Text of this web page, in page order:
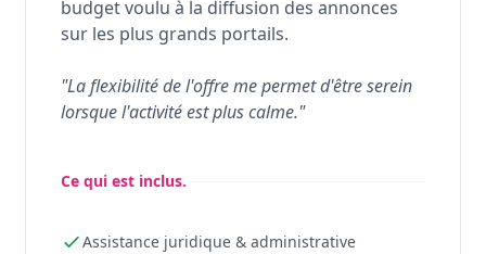
budget voulu à la diffusion des annonces
sur les plus grands portails.
"La flexibilité de l'offre me permet d'être serein
lorsque l'activité est plus calme."
Ce qui est inclus.
Assistance juridique & administrative